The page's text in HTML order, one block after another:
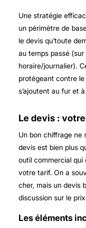
Une stratégie
un périmètre de
le devis qu’toute
au temps passé
horaire/journalier).
protégeant contre le
s’ajoutent au fur et
Le devis :
Un bon chiffrage ne
devis est bien plus
outil commercial
votre tarif. On a
cher, mais un devis
discussion sur le
Les éléments